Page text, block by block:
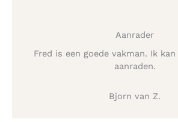
Aanrader
Fred is een goede vakman. Ik
aanraden.
Bjorn van Z.